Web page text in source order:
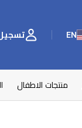
EN تسجيل
منتجات الاطفال